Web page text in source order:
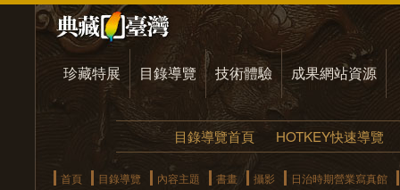
珍藏特展 目錄導覽 技術體驗 成果網站資源
目錄導覽首頁 HOTKEY快速導覽
首頁 目錄導覽 內容主題 書畫 攝影
日治時期營業寫真館